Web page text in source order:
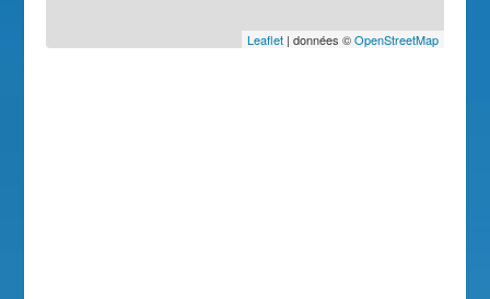
Leaflet| données ©OpenStreetMap